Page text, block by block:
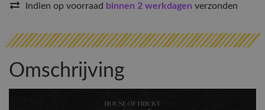
Indien op voorraad binnen 2 werkdagen verzonden
Omschrijving